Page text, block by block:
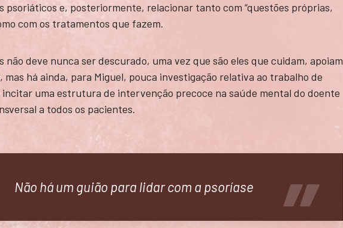
psoriáticos e, posteriormente, relacionar tanto com “questões próprias,
com os tratamentos que fazem.
não deve nunca ser descurado, uma vez que são eles que cuidam, apoiam
mas há ainda, para Miguel, pouca investigação relativa ao trabalho de
uma estrutura de intervenção precoce na saúde mental do doente
a todos os pacientes.
Não há um guião para lidar com a psoríase